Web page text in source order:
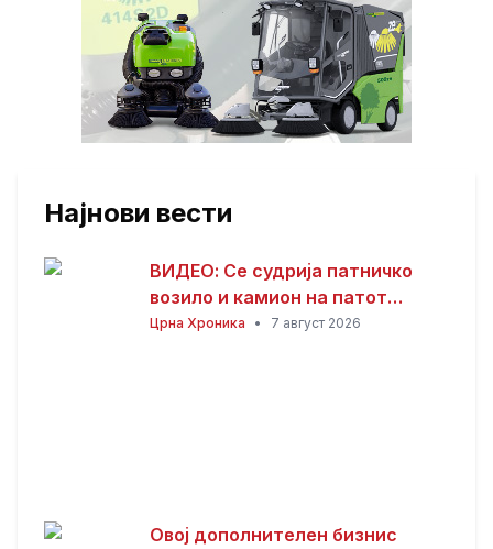
Најнови вести
ВИДЕО: Се судрија патничко
возило и камион на патот
Гостивар – Страж
Црна Хроника • 7 август 2026
Овој дополнителен бизнис